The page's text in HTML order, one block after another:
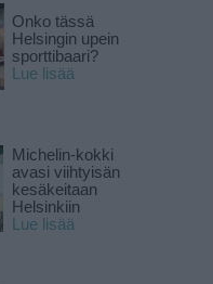
Onko tässä
Helsingin upein
sporttibaari?
Lue lisää
Michelin-kokki
avasi viihtyisän
kesäkeitaan
Helsinkiin
Lue lisää